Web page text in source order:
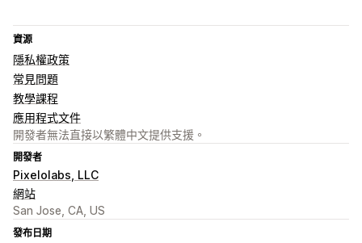
資源
隱私權政策
常見問題
教學課程
應用程式文件
開發者無法直接以繁體中文提供支援。
開發者
Pixelolabs, LLC
網站
San Jose, CA, US
發布日期